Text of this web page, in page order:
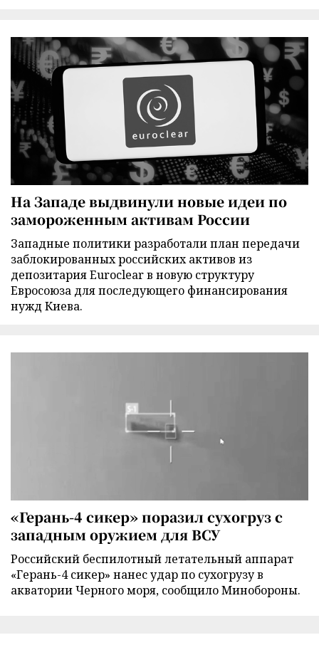
На Западе выдвинули новые идеи по
замороженным активам России
Западные политики разработали план передачи
заблокированных российских активов из
депозитария Euroclear в новую структуру
Евросоюза для последующего финансирования
нужд Киева.
«Герань-4 сикер» поразил сухогруз с
западным оружием для ВСУ
Российский беспилотный летательный аппарат
«Герань-4 сикер» нанес удар по сухогрузу в
акватории Черного моря, сообщило Минобороны.